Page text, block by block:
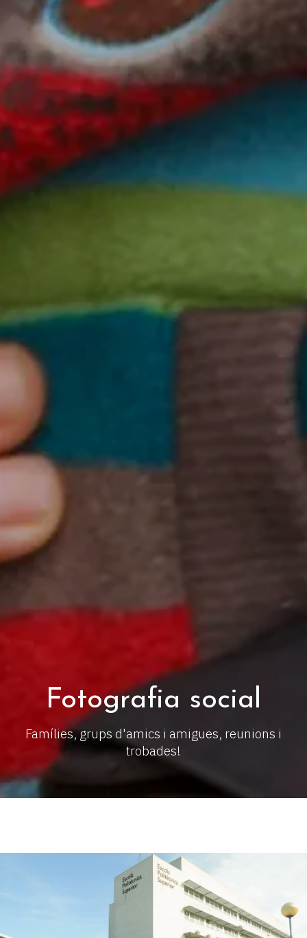
Fotografia social
Famílies, grups d'amics i amigues, reunions i
trobades!